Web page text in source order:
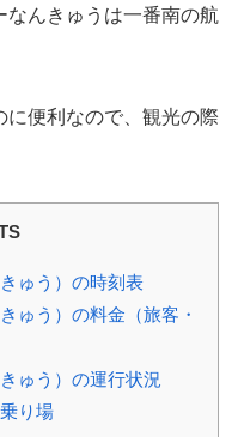
なんきゅうは一番南の航
に便利なので、観光の際
ゅう）の時刻表
ゅう）の料金（旅客・
ゅう）の運行状況
り場